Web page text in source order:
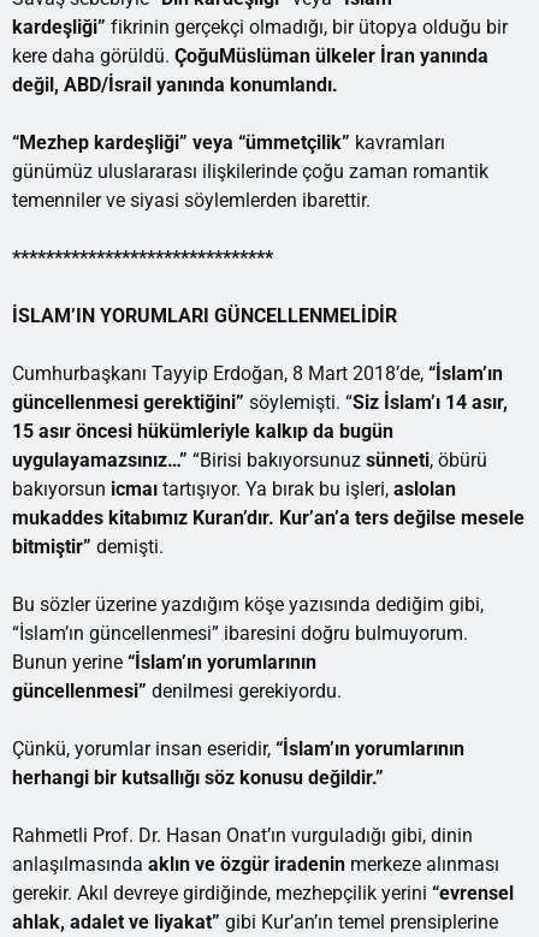
kardeşliği” fikrinin gerçekçi olmadığı, bir ütopya olduğu bir
kere daha görüldü. ÇoğuMüslüman ülkeler İran yanında
değil, ABD/İsrail yanında konumlandı.
“Mezhep kardeşliği” veya “ümmetçilik” kavramları
günümüz uluslararası ilişkilerinde çoğu zaman romantik
temenniler ve siyasi söylemlerden ibarettir.
*******************************
İSLAM’IN YORUMLARI GÜNCELLENMELİDİR
Cumhurbaşkanı Tayyip Erdoğan, 8 Mart 2018’de, “İslam’ın
güncellenmesi gerektiğini” söylemişti. “Siz İslam’ı 14 asır,
15 asır öncesi hükümleriyle kalkıp da bugün
uygulayamazsınız…” “Birisi bakıyorsunuz sünneti, öbürü
bakıyorsun icmaı tartışıyor. Ya bırak bu işleri, aslolan
mukaddes kitabımız Kuran’dır. Kur’an’a ters değilse mesele
bitmiştir” demişti.
Bu sözler üzerine yazdığım köşe yazısında dediğim gibi,
“İslam’ın güncellenmesi” ibaresini doğru bulmuyorum.
Bunun yerine “İslam’ın yorumlarının
güncellenmesi” denilmesi gerekiyordu.
Çünkü, yorumlar insan eseridir, “İslam’ın yorumlarının
herhangi bir kutsallığı söz konusu değildir.”
Rahmetli Prof. Dr. Hasan Onat’ın vurguladığı gibi, dinin
anlaşılmasında aklın ve özgür iradenin merkeze alınması
gerekir. Akıl devreye girdiğinde, mezhepçilik yerini “evrensel
ahlak, adalet ve liyakat” gibi Kur’an’ın temel prensiplerine